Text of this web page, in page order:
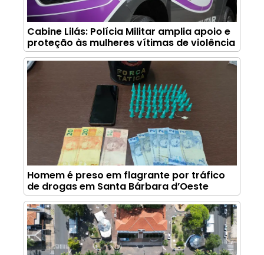
Cabine Lilás: Polícia Militar amplia apoio e
proteção às mulheres vítimas de violência
Homem é preso em flagrante por tráfico
de drogas em Santa Bárbara d’Oeste